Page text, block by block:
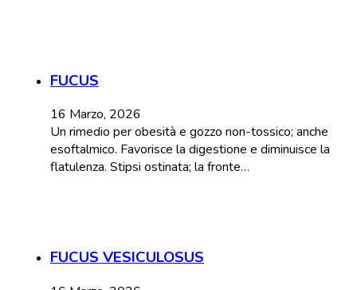
FUCUS
16 Marzo, 2026
Un rimedio per obesità e gozzo non-tossico; anche
esoftalmico. Favorisce la digestione e diminuisce la
flatulenza. Stipsi ostinata; la fronte…
FUCUS VESICULOSUS